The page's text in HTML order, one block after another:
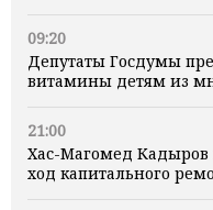
09:20
Депутаты Госдумы
витамины детям из
21:00
Хас-Магомед
ход капитального